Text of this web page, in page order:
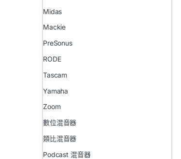
Midas
Mackie
PreSonus
RODE
Tascam
Yamaha
Zoom
數位混音器
類比混音器
Podcast 混音器